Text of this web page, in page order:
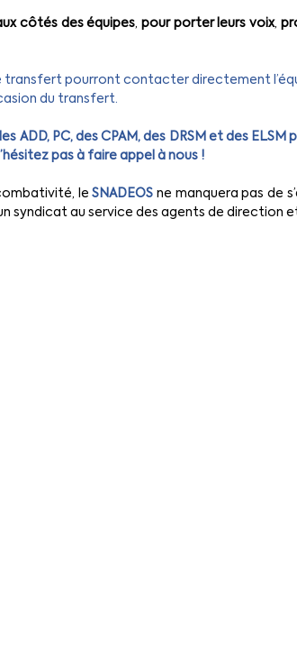
côtés des équipes, pour porter leurs voix,
transfert pourront contacter directement
du transfert.
ADD, PC, des CPAM, des DRSM et des
pas à faire appel à nous !
le SNADEOS ne manquera pas de
syndicat au service des agents de direction